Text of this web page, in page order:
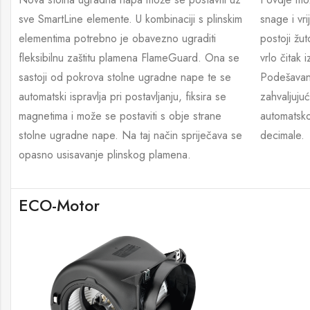
sve SmartLine elemente. U kombinaciji s plinskim
elementima potrebno je obavezno ugraditi
fleksibilnu zaštitu plamena FlameGuard. Ona se
sastoji od pokrova stolne ugradne nape te se
automatski ispravlja pri postavljanju, fiksira se
magnetima i može se postaviti s obje strane
stolne ugradne nape. Na taj način spriječava se
opasno usisavanje plinskog plamena.
snage i
postoji
vrlo čitak
decimale.
ECO-Motor